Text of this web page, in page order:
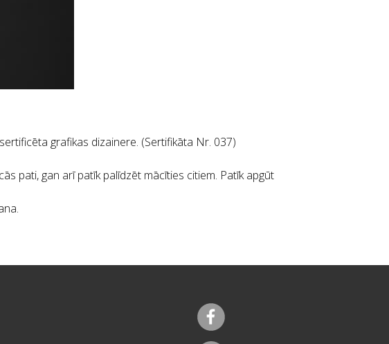
grafikas dizainere. (Sertifikāta Nr. 037)
pati, gan arī patīk palīdzēt mācīties citiem. Patīk apgūt